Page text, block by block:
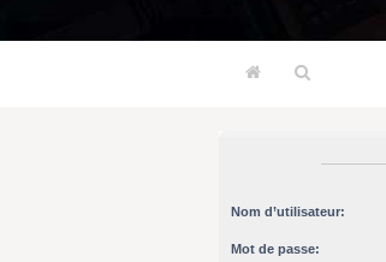
Nom d’utilisateur:
Mot de passe: